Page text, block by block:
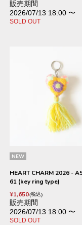
販売期間
2026/07/13 18:00 〜
SOLD OUT
NEW
HEART CHARM 2026 -
61 (key ring type)
¥1,650 税込
販売期間
2026/07/13 18:00 〜
SOLD OUT